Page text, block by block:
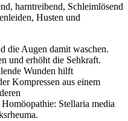
harntreibend, Schleimlösend
Husten und
die Augen damit waschen.
und erhöht die Sehkraft.
Wunden hilft
Kompressen aus einem
Stellaria media